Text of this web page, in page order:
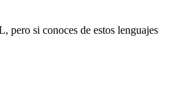
pero si conoces de estos lenguajes